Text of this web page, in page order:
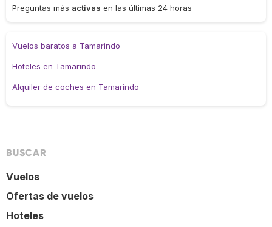
Preguntas más activas en las últimas 24 horas
Vuelos baratos a Tamarindo
Hoteles en Tamarindo
Alquiler de coches en Tamarindo
BUSCAR
Vuelos
Ofertas de vuelos
Hoteles